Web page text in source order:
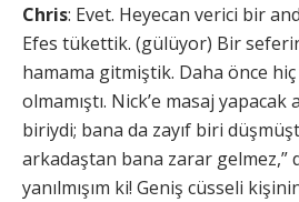
Chris: Evet. Heyecan verici bir
Efes tükettik. (gülüyor) Bir
hamama gitmiştik. Daha önce
olmamıştı. Nick’e masaj yapacak
biriydi; bana da zayıf biri
arkadaştan bana zarar gelmez,”
yanılmışım ki! Geniş cüsseli